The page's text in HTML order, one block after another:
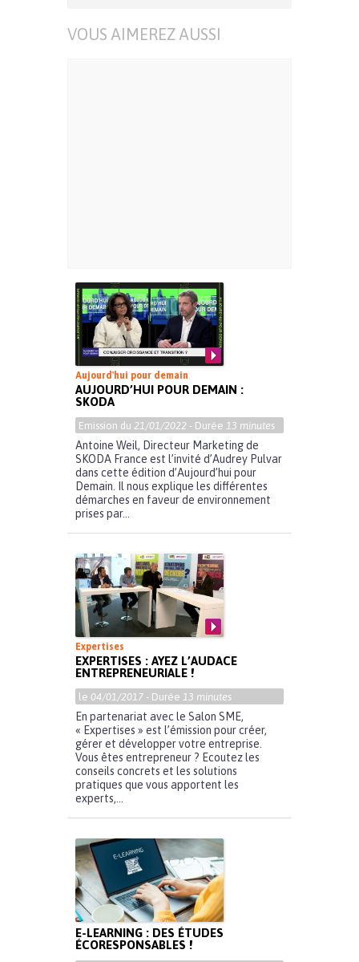
VOUS AIMEREZ AUSSI
Aujourd'hui pour demain
AUJOURD’HUI POUR DEMAIN :
SKODA
Emission du 21/01/2022 - Durée 13 minutes
Antoine Weil, Directeur Marketing de
SKODA France est l’invité d’Audrey Pulvar
dans cette édition d’Aujourd’hui pour
Demain. Il nous explique les différentes
démarches en faveur de environnement
prises par...
Expertises
EXPERTISES : AYEZ L’AUDACE
ENTREPRENEURIALE !
le 04/01/2017 - Durée 13 minutes
En partenariat avec le Salon SME,
« Expertises » est l’émission pour créer,
gérer et développer votre entreprise.
Vous êtes entrepreneur ? Ecoutez les
conseils concrets et les solutions
pratiques que vous apportent les
experts,...
E-LEARNING : DES ÉTUDES
ÉCORESPONSABLES !